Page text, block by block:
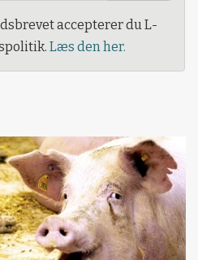
accepterer du L-
Læs den her.